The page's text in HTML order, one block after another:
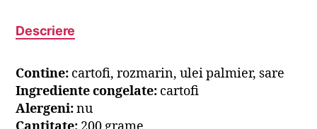
Descriere
Contine: cartofi, rozmarin, ulei palmier, sare
Ingrediente congelate: cartofi
Alergeni:nu